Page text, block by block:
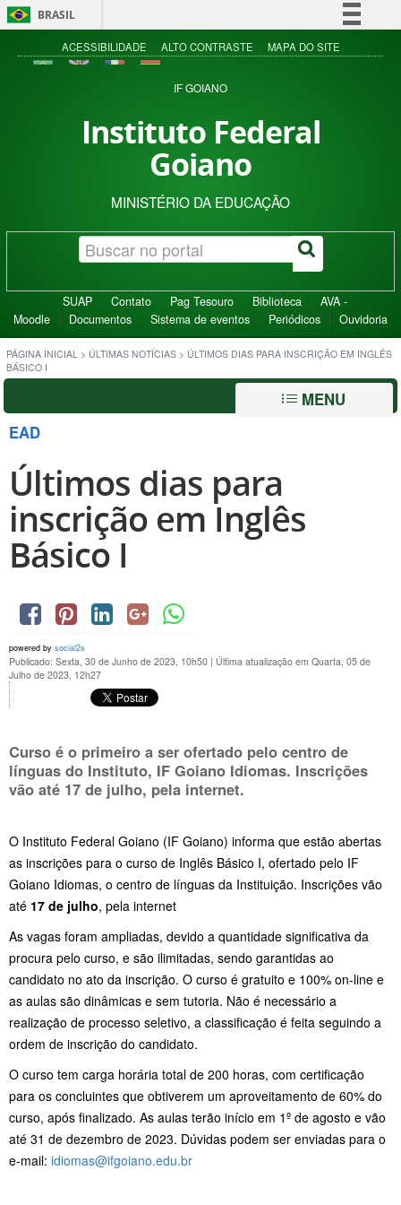
BRASIL
Simplifique!
Acesso à informação
ACESSIBILIDADE ALTO CONTRASTE MAPA DO SITE
IF GOIANO
Instituto Federal
Goiano
MINISTÉRIO DA EDUCAÇÃO
SUAP Contato Pag Tesouro Biblioteca
AVA -
Moodle
Documentos Sistema de eventos Periódicos Ouvidoria
PÁGINA INICIAL > ÚLTIMAS NOTÍCIAS > ÚLTIMOS DIAS PARA INSCRIÇÃO EM INGLÊS
BÁSICO I
MENU
EAD
Últimos dias para
inscrição em Inglês
Básico I
powered by social2s
Publicado: Sexta, 30 de Junho de 2023, 10h50 | Última atualização em Quarta, 05 de
Julho de 2023, 12h27
Curso é o primeiro a ser ofertado pelo centro de
línguas do Instituto, IF Goiano Idiomas. Inscrições
vão até 17 de julho, pela internet.
O Instituto Federal Goiano (IF Goiano) informa que estão abertas
as inscrições para o curso de Inglês Básico I, ofertado pelo IF
Goiano Idiomas, o centro de línguas da Instituição. Inscrições vão
até 17 de julho, pela internet
As vagas foram ampliadas, devido a quantidade significativa da
procura pelo curso, e são ilimitadas, sendo garantidas ao
candidato no ato da inscrição. O curso é gratuito e 100% on-line e
as aulas são dinâmicas e sem tutoria. Não é necessário a
realização de processo seletivo, a classificação é feita seguindo a
ordem de inscrição do candidato.
O curso tem carga horária total de 200 horas, com certificação
para os concluintes que obtiverem um aproveitamento de 60% do
curso, após finalizado. As aulas terão início em 1º de agosto e vão
até 31 de dezembro de 2023. Dúvidas podem ser enviadas para o
e-mail: idiomas@ifgoiano.edu.br